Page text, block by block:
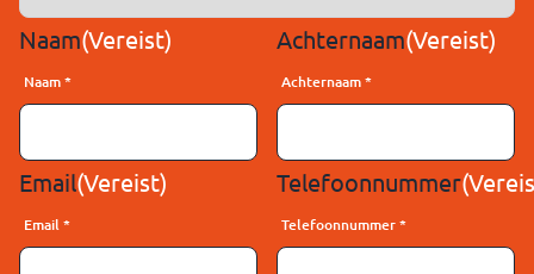
Naam(Vereist)
Naam*
Achternaam(Vereist)
Achternaam*
Email(Vereist)
Email*
Telefoonnummer
Telefoonnummer*